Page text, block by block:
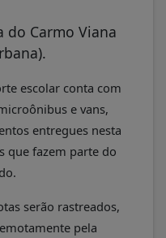
do Carmo Viana
escolar conta com
e vans,
entregues nesta
que fazem parte do
serão rastreados,
pela